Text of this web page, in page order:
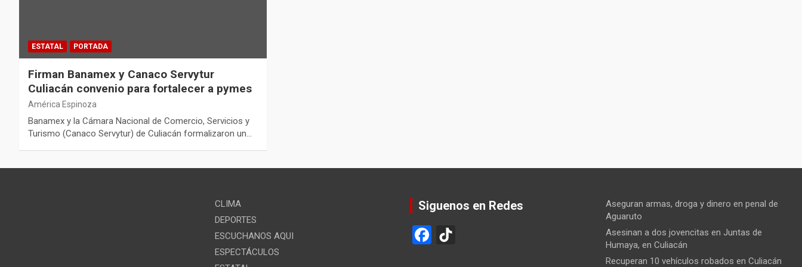
ESTATAL PORTADA
Firman Banamex y Canaco Servytur
Culiacán convenio para fortalecer a pymes
América Espinoza
Banamex y la Cámara Nacional de Comercio, Servicios y
Turismo (Canaco Servytur) de Culiacán formalizaron un…
CLIMA
DEPORTES
ESCUCHANOS AQUI
ESPECTÁCULOS
Siguenos en Redes
F
Aseguran armas, droga y dinero en penal de
Aguaruto
Asesinan a dos jovencitas en Juntas de
Humaya, en Culiacán
Recuperan 10 vehículos robados en Culiacán